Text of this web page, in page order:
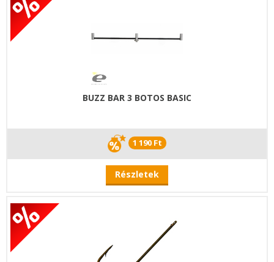
BUZZ BAR 3 BOTOS BASIC
1 190 Ft
Részletek